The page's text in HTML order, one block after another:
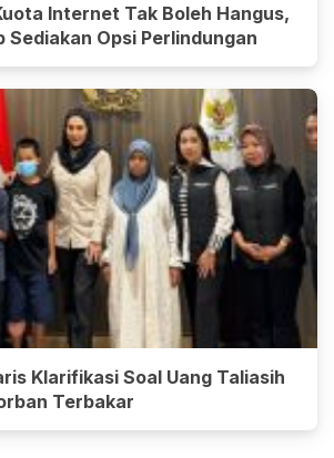
Internet Tak Boleh Hangus,
Sediakan Opsi Perlindungan
Klarifikasi Soal Uang Taliasih
Terbakar